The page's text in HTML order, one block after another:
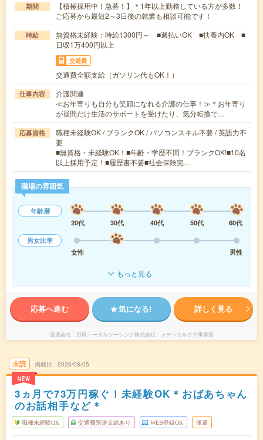
期間
【積極採用中！急募！】＊1年以上勤務している方が多数！
ご応募から最短2～3日後の就業も相談可能です！
時給
無資格未経験：時給1300円～ ■週払いOK ■扶養内OK ■
日収1万400円以上
交通費
交通費全額支給（ガソリン代もOK！）
仕事内容
介護関連
≪お年寄りも自分も笑顔になれる介護の仕事！≫＊お年寄り
が昼間だけ生活のサポートを受けたり、気分転換で…
応募資格
職種未経験OK / ブランクOK / パソコンスキル不要 / 英語力不
要
■無資格・未経験OK！■年齢・学歴不問！ブランクOK!■10名
以上採用予定！■履歴書不要■社会保険完…
職場の雰囲気
年齢層
20代
30代 40代 50代
60代
男女比率
女性
男性
もっと見る
応募へ進む 気になる! 詳しく見る
派遣会社 日研トータルソーシング株式会社 メディカルケア事業部
未読
NEW
掲載日 2026/08/05
3ヵ月で73万円稼ぐ！未経験OK＊おばあちゃん
のお話相手など＊
職種未経験OK 交通費別途支給あり WEB登録OK 派遣